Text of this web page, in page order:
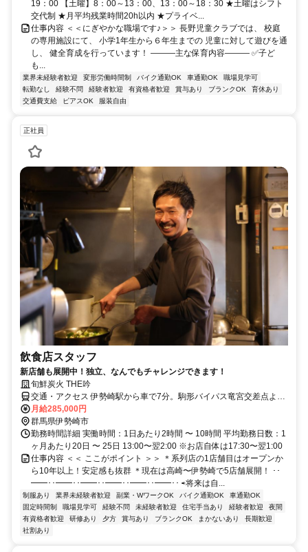
19：00 【土曜】8：00～13：00、13：00～18：30 ★土曜はシフト
交代制 ★月平均残業時間20h以内 ★プライベ...
仕事内容 ＜＜にぎやかな職場です♪＞＞ 長野児童クラブでは、 校庭
の専用施設にて、 小学1年生から６年生までの 児童に対して遊びを通
し、 健全育成を行っています！ ―――主な保育内容――― ✅子ど
も...
業界未経験者歓迎 変形労働時間制 バイク通勤OK 車通勤OK
職場見学可
転勤なし
経験不問 経験者歓迎 有資格者歓迎 賞与あり ブランクOK
育休あり
交通費支給
ピアスOK 服装自由
正社員
飲食店スタッフ
新店舗も展開中！独立、なんでもチャレンジできます！
旬鮮炭火 THE吟
交通・アクセス 伊勢崎駅から車で7分。駒形バイパス竜宮交差点より
南西へ100メートルです。
月給285,000円
群馬県伊勢崎市
勤務時間詳細 実働時間：1日あたり2時間 〜 10時間 平均勤務日数：1
ヶ月あたり20日 〜 25日 13:00〜翌2:00 ※お店自体は17:30〜翌1:00
仕事内容 ＜＜ ここがポイント ＞＞ ＊系列店の1店舗目はオープンか
ら10年以上！安定感も抜群 ＊現在は高崎〜伊勢崎で5店舗展開！ ･･
━━･･━━･･━━･･━━･･━━･･━━･･ ⇨将来は自...
制服あり 業界未経験者歓迎 副業・WワークOK バイク通勤OK
車通勤OK
固定時間制
職場見学可 経験不問 未経験者歓迎 住宅手当あり 経験者歓迎
夜間
有資格者歓迎
研修あり 夕方 賞与あり ブランクOK まかないあり
長期歓迎
社割あり